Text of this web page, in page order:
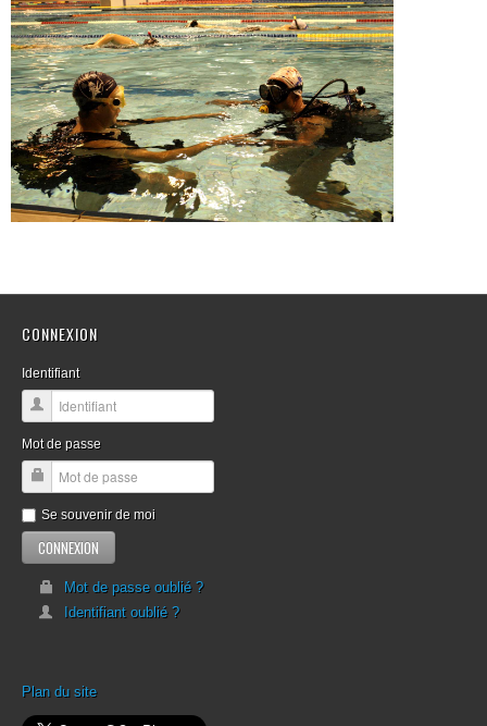
CONNEXION
Identifiant
Mot de passe
Se souvenir de moi
Mot de passe oublié ?
Identifiant oublié ?
Plan du site